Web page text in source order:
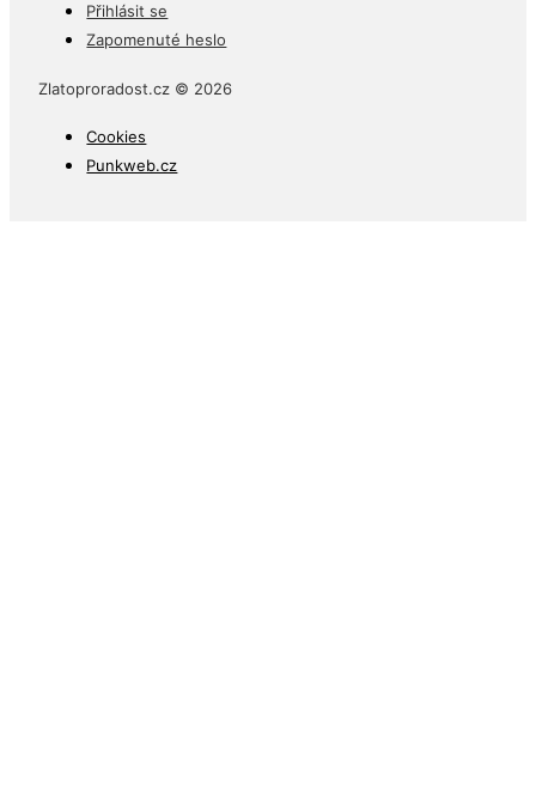
Přihlásit se
Zapomenuté heslo
Zlatoproradost.cz © 2026
Cookies
Punkweb.cz